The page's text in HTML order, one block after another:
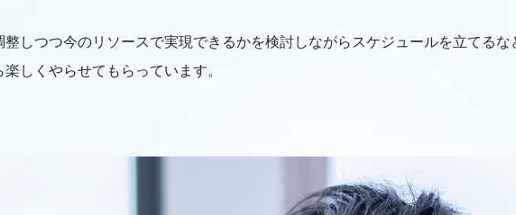
しつつ今のリソースで実現できるかを検討しながらスケジュールを立てる
しくやらせてもらっています。